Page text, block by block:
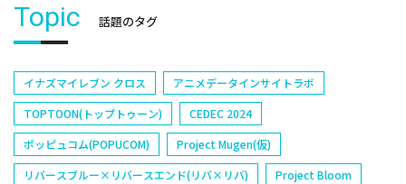
Topic 話題のタグ
イナズマイレブン クロス
アニメデータインサイトラボ
TOPTOON(トップトゥーン)
CEDEC 2024
ポッピュコム(POPUCOM)
Project Mugen(仮)
リバースブルー×リバースエンド(リバ×リバ)
Project Bloom